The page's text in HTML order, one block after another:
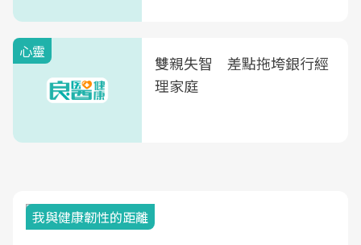
心靈
雙親失智 差點拖垮銀行經
理家庭
我與健康韌性的距離